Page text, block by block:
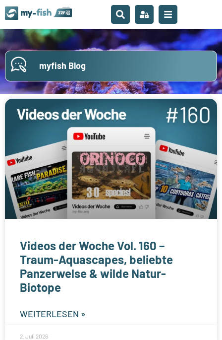
myfish Blog
Videos der Woche Vol. 160 –
Traum-Aquascapes, beliebte
Panzerwelse & wilde Natur-
Biotope
WEITERLESEN »
2. Juli 2026